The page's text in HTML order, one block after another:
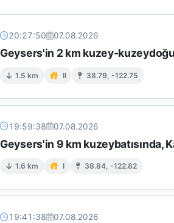
20:27:50 07.08.2026
Geysers'in 2 km kuzey-
1.5 km II 38.79, -122.75
19:59:38 07.08.2026
Geysers'in 9 km kuzeybatısında,
1.6 km I 38.84, -122.82
19:41:38 07.08.2026